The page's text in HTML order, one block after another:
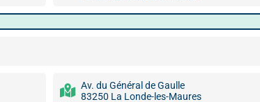
Av. du Général de Gaulle
83250 La Londe-les-Maures